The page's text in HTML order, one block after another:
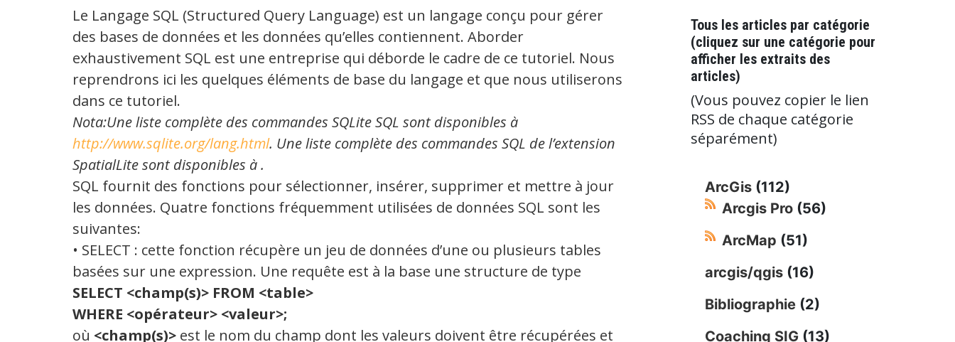
Le Langage SQL (Structured Query Language) est un langage conçu pour gérer
des bases de données et les données qu’elles contiennent. Aborder
exhaustivement SQL est une entreprise qui déborde le cadre de ce tutoriel. Nous
reprendrons ici les quelques éléments de base du langage et que nous utiliserons
dans ce tutoriel.
Nota:Une liste complète des commandes SQLite SQL sont disponibles à
http://www.sqlite.org/lang.html. Une liste complète des commandes SQL de l’extension
SpatialLite sont disponibles à .
SQL fournit des fonctions pour sélectionner, insérer, supprimer et mettre à jour
les données. Quatre fonctions fréquemment utilisées de données SQL sont les
suivantes:
• SELECT : cette fonction récupère un jeu de données d’une ou plusieurs tables
basées sur une expression. Une requête est à la base une structure de type
SELECT <champ(s)> FROM <table>
WHERE <opérateur> <valeur>;
où <champ(s)> est le nom du champ dont les valeurs doivent être récupérées et
Tous les articles par catégorie
(cliquez sur une catégorie pour
afficher les extraits des
articles)
(Vous pouvez copier le lien
RSS de chaque catégorie
séparément)
ArcGis (112)
Arcgis Pro (56)
ArcMap (51)
arcgis/qgis (16)
Bibliographie (2)
Coaching SIG (13)